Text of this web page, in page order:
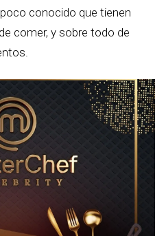
conocido que tienen
comer, y sobre todo de